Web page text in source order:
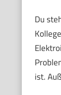
Du
ist.